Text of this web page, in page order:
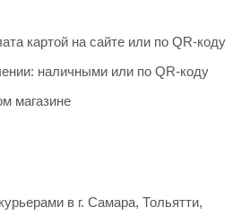
картой на сайте или по QR-коду
наличными или по QR-коду
магазине
в г. Самара, Тольятти,